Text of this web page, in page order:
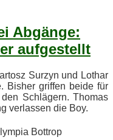
Ab­gän­ge:
aufgestellt
Sur­zyn und Lo­thar
Bis­her grif­fen bei­de für
Schlä­gern. Tho­mas
ver­las­sen die Boy.
Bottrop